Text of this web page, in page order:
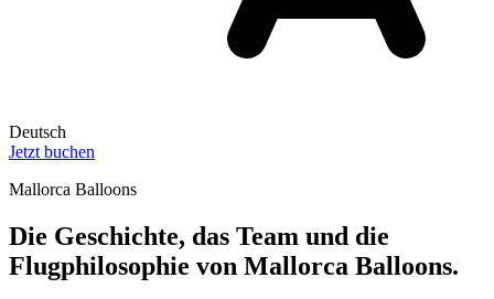
Deutsch
Jetzt buchen
Mallorca Balloons
Die Geschichte, das Team und die
Flugphilosophie von Mallorca Balloons.